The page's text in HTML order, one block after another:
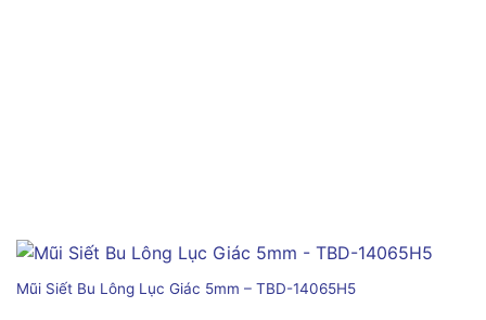
Mũi Siết Bu Lông Lục Giác 5mm – TBD-14065H5